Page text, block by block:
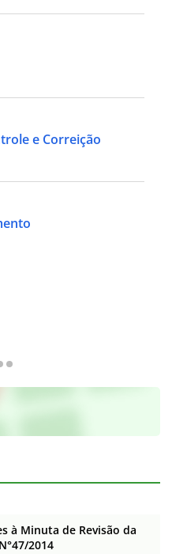
à Minuta de Revisão da
2014
e Correição